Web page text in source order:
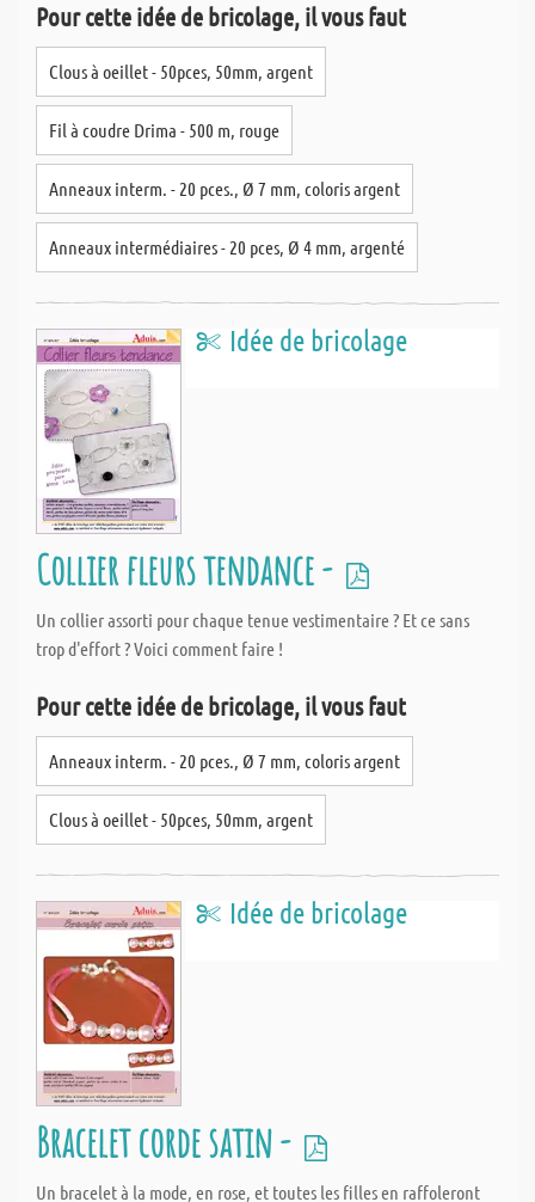
Pour cette idée de bricolage, il vous faut
Clous à oeillet - 50pces, 50mm, argent
Fil à coudre Drima - 500 m, rouge
Anneaux interm. - 20 pces., Ø 7 mm, coloris argent
Anneaux intermédiaires - 20 pces, Ø 4 mm, argenté
Idée de bricolage
Collier fleurs tendance -
Un collier assorti pour chaque tenue vestimentaire ? Et ce sans
trop d'effort ? Voici comment faire !
Pour cette idée de bricolage, il vous faut
Anneaux interm. - 20 pces., Ø 7 mm, coloris argent
Clous à oeillet - 50pces, 50mm, argent
Idée de bricolage
Bracelet corde satin -
Un bracelet à la mode, en rose, et toutes les filles en raffoleront